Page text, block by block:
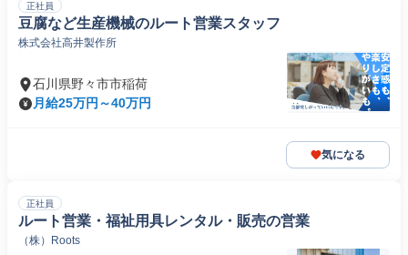
正社員
豆腐など生産機械のルート営業スタッフ
株式会社高井製作所
石川県野々市市稲荷
月給25万円～40万円
気になる
正社員
ルート営業・福祉用具レンタル・販売の営業
（株）Roots